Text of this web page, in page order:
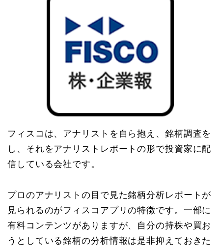
フィスコは、アナリストを自ら抱え、銘柄調査を
し、それをアナリストレポートの形で投資家に配
信している会社です。
プロのアナリストの目で見た銘柄分析レポートが
見られるのがフィスコアプリの特徴です。一部に
有料コンテンツがありますが、自分の持株や買お
うとしている銘柄の分析情報は是非抑えておきた